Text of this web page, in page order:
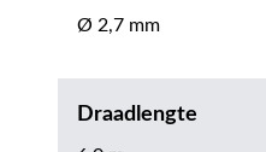
Ø 2,7 mm
Draadlengte